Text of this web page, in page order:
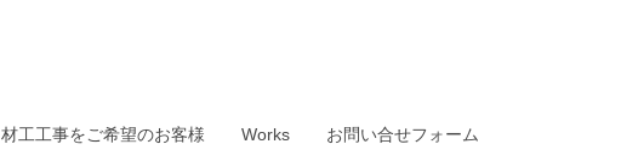
材工工事をご希望のお客様 Works お問い合せフォーム